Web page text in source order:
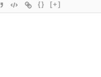
{} [+]